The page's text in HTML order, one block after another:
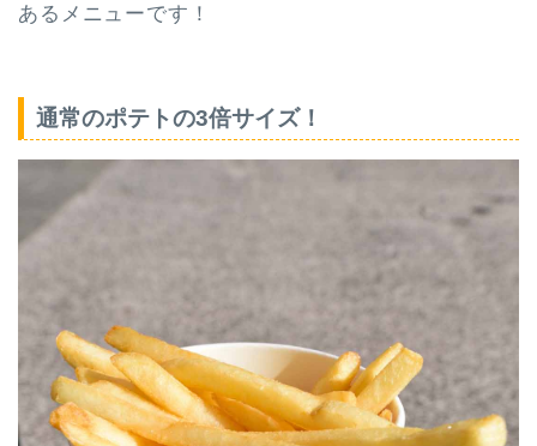
あるメニューです！
通常のポテトの3倍サイズ！